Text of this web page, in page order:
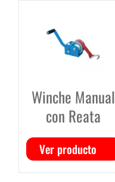
Winche Manual
con Reata
Ver producto